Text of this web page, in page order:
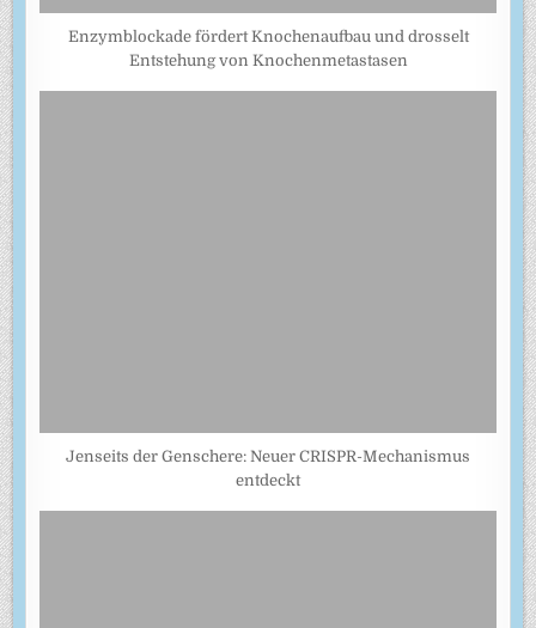
Enzymblockade fördert Knochenaufbau und drosselt
Entstehung von Knochenmetastasen
Jenseits der Genschere: Neuer CRISPR-Mechanismus
entdeckt